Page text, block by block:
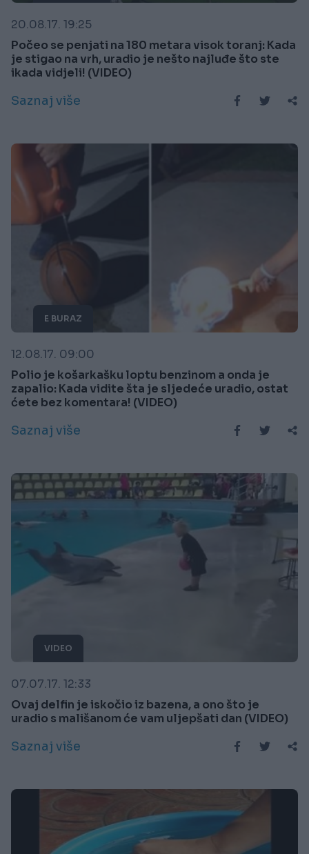
20.08.17. 19:25
Počeo se penjati na 180 metara visok toranj: Kada
je stigao na vrh, uradio je nešto najluđe što ste
ikada vidjeli! (VIDEO)
Saznaj više
E BURAZ
12.08.17. 09:00
Polio je košarkašku loptu benzinom a onda je
zapalio: Kada vidite šta je sljedeće uradio, ostat
ćete bez komentara! (VIDEO)
Saznaj više
VIDEO
07.07.17. 12:33
Ovaj delfin je iskočio iz bazena, a ono što je
uradio s mališanom će vam uljepšati dan (VIDEO)
Saznaj više